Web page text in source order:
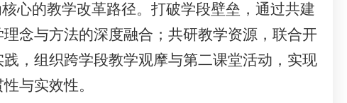
心的教学改革路径。打破学段壁垒，通过共建
念与方法的深度融合；共研教学资源，联合开
，组织跨学段教学观摩与第二课堂活动，实现
与实效性。